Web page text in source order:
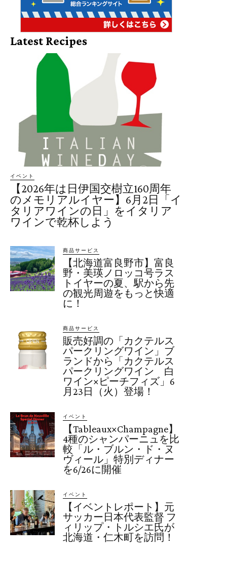
Latest Recipes
イベント
【2026年は日伊国交樹立160周年
のメモリアルイヤー】6月2日「イ
タリアワインの日」をイタリア
ワインで乾杯しよう
商品サービス
【北海道富良野市】富良
野・美瑛ノロッコ号ラス
トイヤーの夏、駅から先
の観光周遊をもっと快適
に！
商品サービス
販売好調の「カクテルス
パークリングワイン」ブ
ランドから「カクテルス
パークリングワイン 白
ワイン×ピーチフィズ」6
月23日（火）登場！
イベント
【Tableaux×Champagne】
4種のシャンパーニュを比
較「ル・ブルン・ド・ヌ
ヴィール」特別ディナー
を6/26に開催
イベント
【イベントレポート】元
サッカー日本代表監督 フ
ィリップ・トルシエ氏が
北海道・仁木町を訪問！